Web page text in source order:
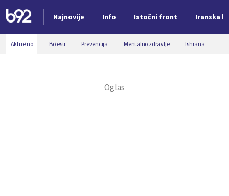
Najnovije Info Istočni front Iranska
Nova vest
Aktuelno Bolesti Prevencija Mentalno zdravlje Ishrana